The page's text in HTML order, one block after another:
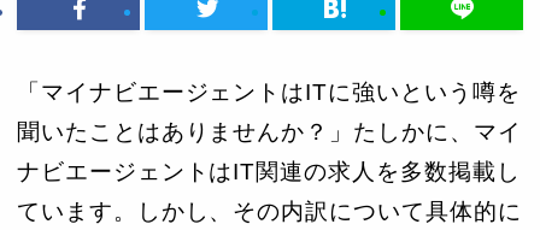
「マイナビエージェントはITに強いという噂を
聞いたことはありませんか？」たしかに、マイ
ナビエージェントはIT関連の求人を多数掲載し
ています。しかし、その内訳について具体的に